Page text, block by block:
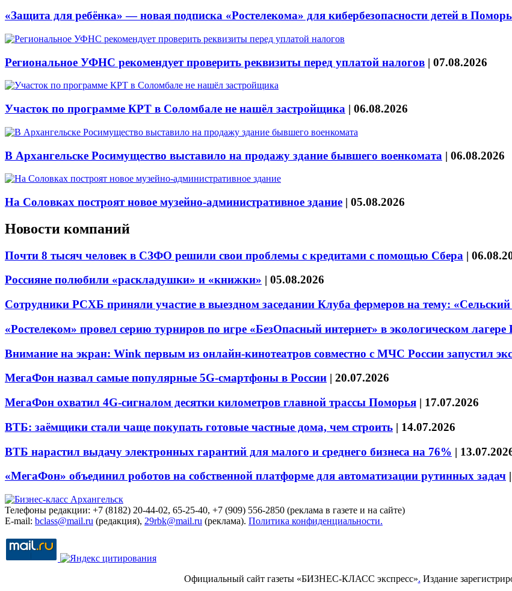
«Защита для ребёнка» — новая подписка «Ростелекома» для кибербезопасности детей в
Региональное УФНС рекомендует проверить реквизиты перед уплатой налогов | 07.08.2026
Участок по программе КРТ в Соломбале не нашёл застройщика | 06.08.2026
В Архангельске Росимущество выставило на продажу здание бывшего военкомата | 06.08.2026
На Соловках построят новое музейно-административное здание | 05.08.2026
Новости компаний
Почти 8 тысяч человек в СЗФО решили свои проблемы с кредитами с помощью Сбера |
Россияне полюбили «раскладушки» и «книжки» | 05.08.2026
Сотрудники РСХБ приняли участие в выездном заседании Клуба фермеров на тему:
«Ростелеком» провел серию турниров по игре «БезОпасный интернет» в экологическом
Внимание на экран: Wink первым из онлайн-кинотеатров совместно с МЧС России запустил
МегаФон назвал самые популярные 5G-смартфоны в России | 20.07.2026
МегаФон охватил 4G-сигналом десятки километров главной трассы Поморья | 17.07.2026
ВТБ: заёмщики стали чаще покупать готовые частные дома, чем строить | 14.07.2026
ВТБ нарастил выдачу электронных гарантий для малого и среднего бизнеса на 76% |
«МегаФон» объединил роботов на собственной платформе для автоматизации рутинных задач |
Телефоны редакции: +7 (8182) 20-44-02, 65-25-40, +7 (909) 556-2850 (реклама в газете и на сайте)
E-mail: bclass@mail.ru (редакция), 29rbk@mail.ru (реклама). Политика конфиденциальности.
Официальный сайт газеты «БИЗНЕС-КЛАСС экспресс». Издание